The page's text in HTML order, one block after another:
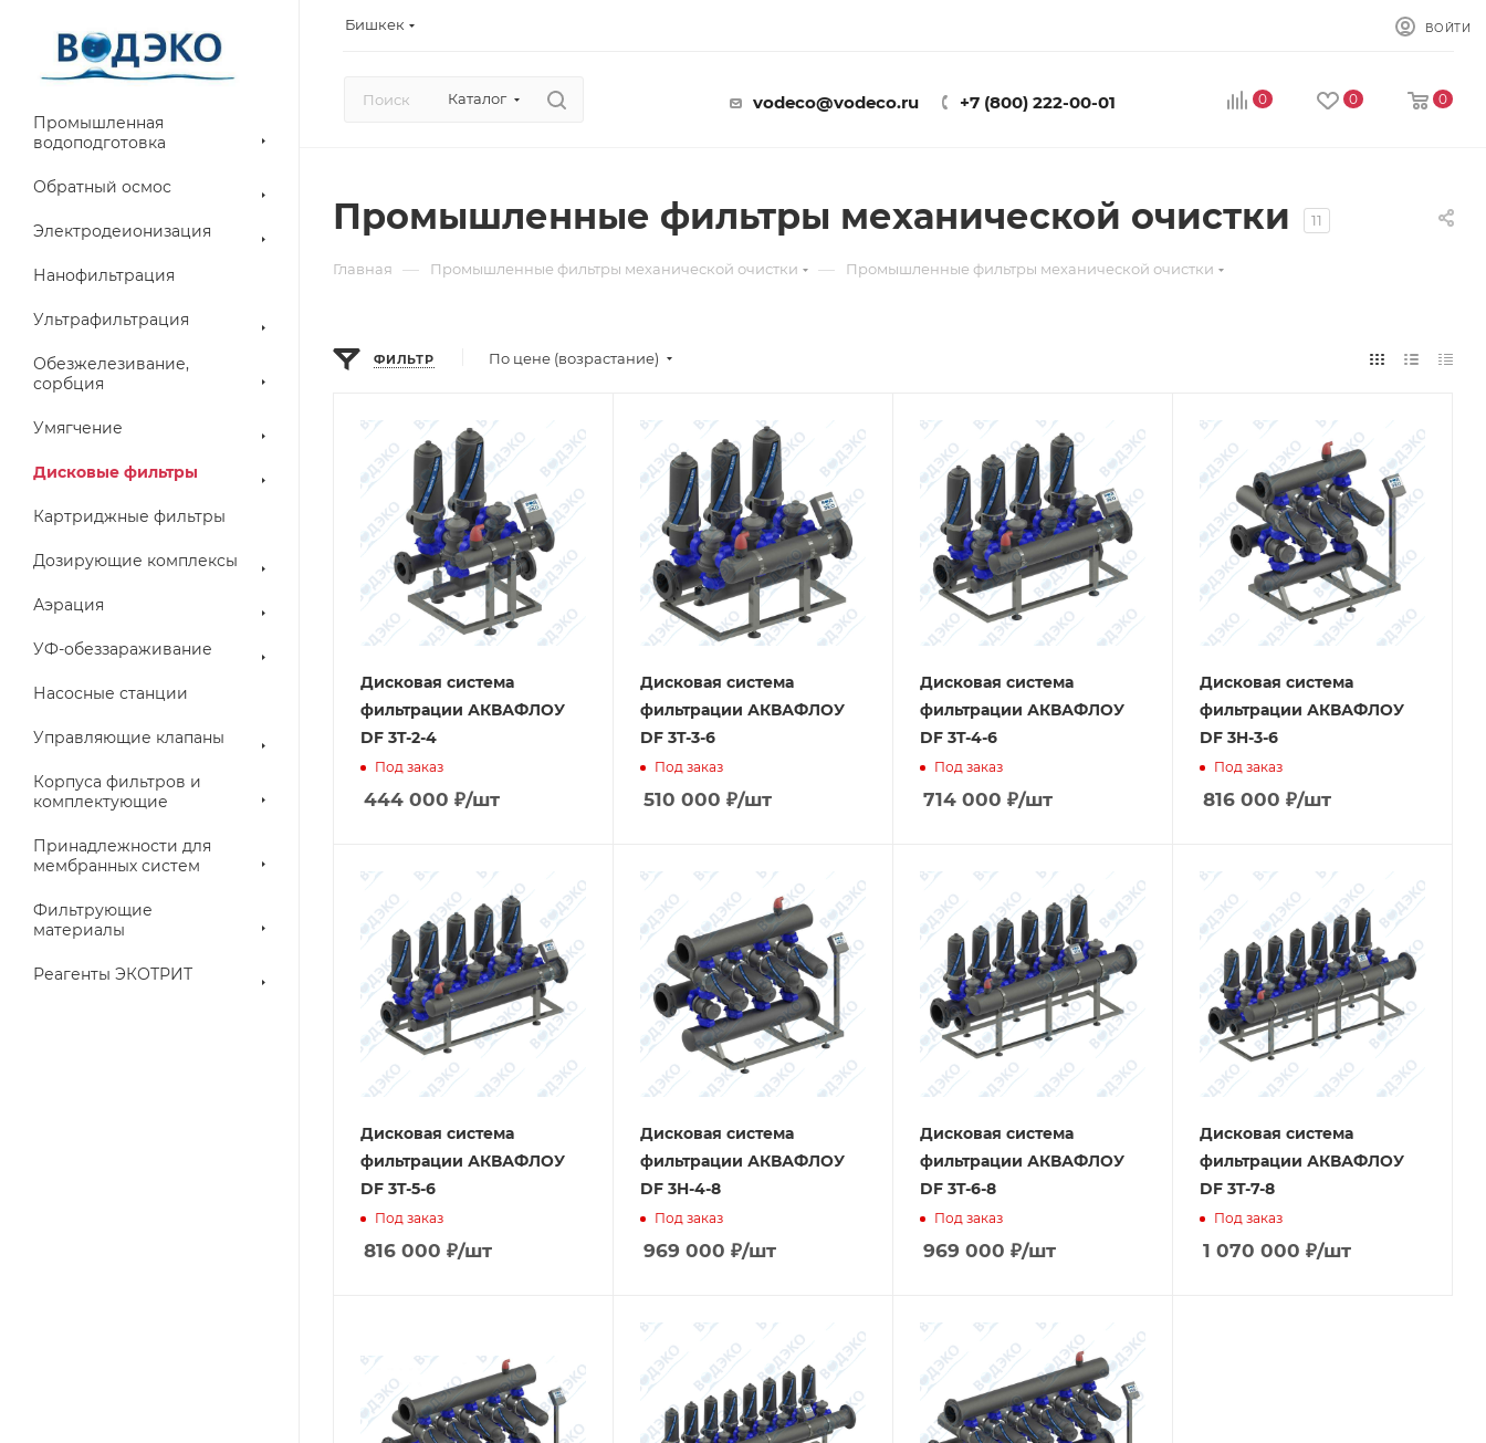
Бишкек ВОЙТИ
Каталог vodeco@vodeco.ru +7 (800) 222-00-01 0 0 0
Промышленная
водоподготовка
Обратный осмос
Электродеионизация
Нанофильтрация
Ультрафильтрация
Обезжелезивание,
сорбция
Умягчение
Дисковые фильтры
Картриджные фильтры
Дозирующие комплексы
Аэрация
УФ-обеззараживание
Насосные станции
Управляющие клапаны
Корпуса фильтров и
комплектующие
Принадлежности для
мембранных систем
Фильтрующие
материалы
Реагенты ЭКОТРИТ
Промышленные фильтры механической очистки 11
Главная — Промышленные фильтры механической очистки — Промышленные фильтры механической очистки
ФИЛЬТР По цене (возрастание)
Дисковая система
фильтрации АКВАФЛОУ
DF 3T-2-4
Под заказ
444 000 ₽/шт
Дисковая система
фильтрации АКВАФЛОУ
DF 3T-3-6
Под заказ
510 000 ₽/шт
Дисковая система
фильтрации АКВАФЛОУ
DF 3T-4-6
Под заказ
714 000 ₽/шт
Дисковая система
фильтрации АКВАФЛОУ
DF 3H-3-6
Под заказ
816 000 ₽/шт
Дисковая система
фильтрации АКВАФЛОУ
DF 3T-5-6
Под заказ
816 000 ₽/шт
Дисковая система
фильтрации АКВАФЛОУ
DF 3H-4-8
Под заказ
969 000 ₽/шт
Дисковая система
фильтрации АКВАФЛОУ
DF 3T-6-8
Под заказ
969 000 ₽/шт
Дисковая система
фильтрации АКВАФЛОУ
DF 3T-7-8
Под заказ
1 070 000 ₽/шт